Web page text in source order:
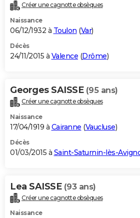
Créer une cagnotte obsèques
Naissance
06/12/1932 à Toulon (Var)
Décès
24/11/2015 à Valence (Drôme)
Georges SAISSE (95 ans)
Créer une cagnotte obsèques
Naissance
17/04/1919 à Cairanne (Vaucluse)
Décès
01/03/2015 à Saint-Saturnin-lès-
Lea SAISSE (93 ans)
Créer une cagnotte obsèques
Naissance